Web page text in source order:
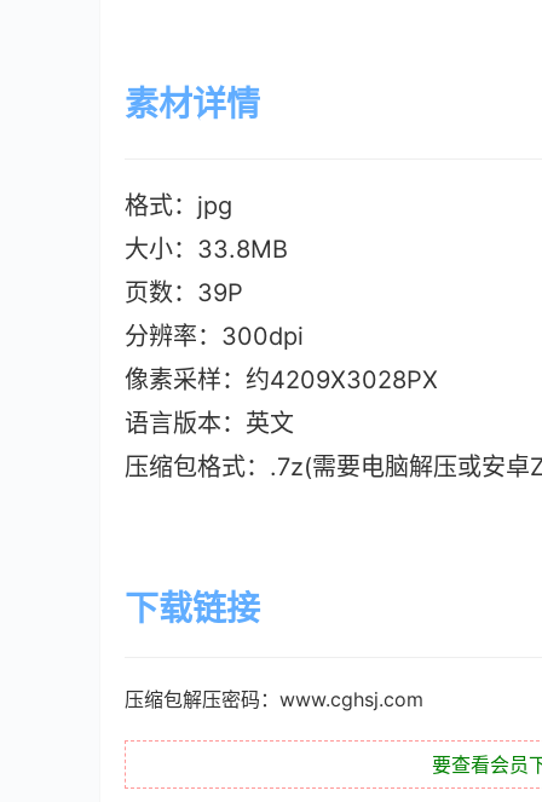
素材详情
格式：jpg
大小：33.8MB
页数：39P
分辨率：300dpi
像素采样：约4209X3028PX
语言版本：英文
压缩包格式：.7z(需要电脑解压或安
下载链接
压缩包解压密码：www.cghsj.com
要查看会员